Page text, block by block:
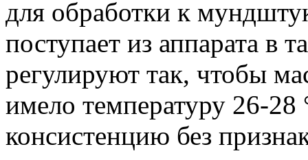
для обработки к
поступает из аппарата в
регулируют так, чтобы
имело температуру 26-
консистенцию без